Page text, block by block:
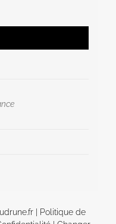
| Politique de